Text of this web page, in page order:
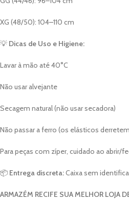
XG (48/50): 104–110 cm
💡 Dicas de Uso e Higiene:
Lavar à mão até 40°C
Não usar alvejante
Secagem natural (não usar secadora)
Não passar a ferro (os elásticos
Para peças com zíper, cuidado ao abrir/
📦 Entrega discreta:Caixa sem
ARMAZÉM RECIFE SUA MELHOR LOJA